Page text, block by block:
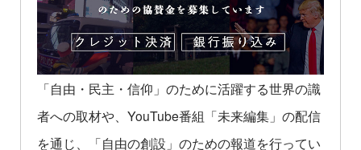
「自由・民主・信仰」のために活躍する世界の識
者への取材や、YouTube番組「未来編集」の配信
を通じ、「自由の創設」のための報道を行ってい